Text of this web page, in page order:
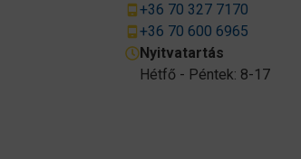
+36 70 327 7170
+36 70 600 6965
Nyitvatartás
Hétfő - Péntek: 8-17